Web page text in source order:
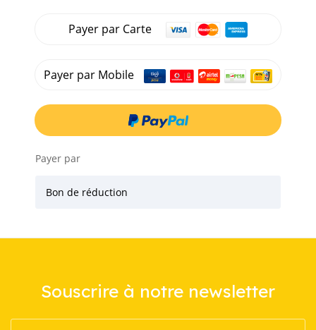
Payer par Carte
Payer par Mobile
Payer par
Bon de réduction
Souscrire à notre newsletter